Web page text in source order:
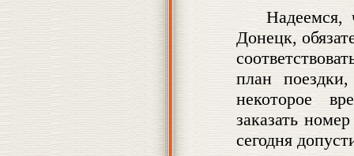
Надеемся,
Донецк,
план
некоторое
заказать
сегодня